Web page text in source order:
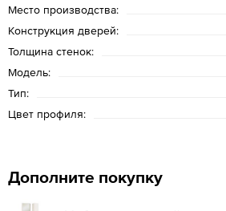
Место производства:
Конструкция дверей:
Толщина стенок:
Модель:
Тип:
Цвет профиля:
Дополните покупку